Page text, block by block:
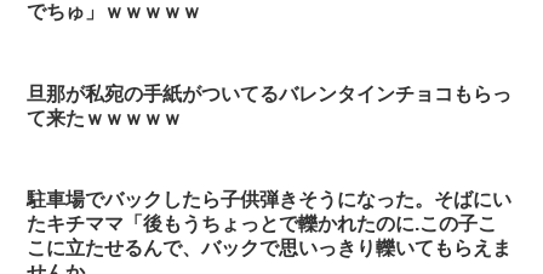
でちゅ」ｗｗｗｗｗ
旦那が私宛の手紙がついてるバレンタインチョコもらっ
て来たｗｗｗｗｗ
駐車場でバックしたら子供弾きそうになった。そばにい
たキチママ「後もうちょっとで轢かれたのに.この子こ
こに立たせるんで、バックで思いっきり轢いてもらえま